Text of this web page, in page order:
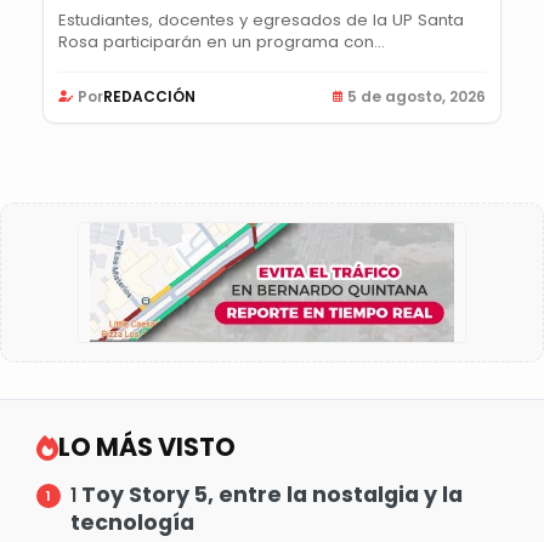
Estudiantes, docentes y egresados de la UP Santa
Rosa participarán en un programa con
PorREDACCIÓN 5 de agosto, 2026
LO MÁS VISTO
1 Toy Story 5, entre la nostalgia y la
tecnología